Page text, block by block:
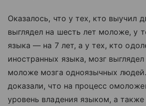
Оказалось, что у тех, кто выучил
выглядел на шесть лет моложе, у
языка — на 7 лет, а у тех, кто
иностранных языка, мозг выглядел
моложе мозга одноязычных
доказали, что на процесс
уровень владения языком, а также